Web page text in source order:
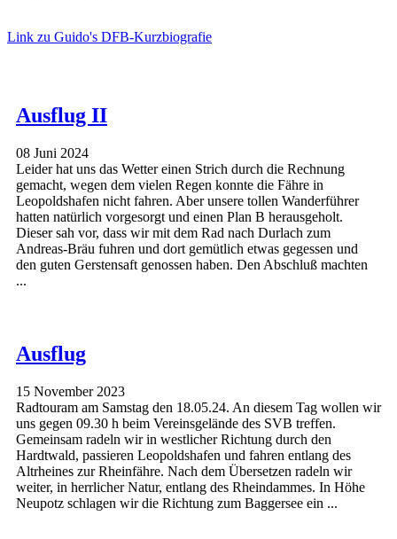
Link zu Guido's DFB-Kurzbiografie
Ausflug II
08 Juni 2024
Leider hat uns das Wetter einen Strich durch die Rechnung
gemacht, wegen dem vielen Regen konnte die Fähre in
Leopoldshafen nicht fahren. Aber unsere tollen Wanderführer
hatten natürlich vorgesorgt und einen Plan B herausgeholt.
Dieser sah vor, dass wir mit dem Rad nach Durlach zum
Andreas-Bräu fuhren und dort gemütlich etwas gegessen und
den guten Gerstensaft genossen haben. Den Abschluß machten
...
Ausflug
15 November 2023
Radtouram am Samstag den 18.05.24. An diesem Tag wollen wir
uns gegen 09.30 h beim Vereinsgelände des SVB treffen.
Gemeinsam radeln wir in westlicher Richtung durch den
Hardtwald, passieren Leopoldshafen und fahren entlang des
Altrheines zur Rheinfähre. Nach dem Übersetzen radeln wir
weiter, in herrlicher Natur, entlang des Rheindammes. In Höhe
Neupotz schlagen wir die Richtung zum Baggersee ein ...